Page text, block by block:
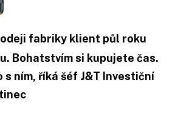
fabriky klient půl roku
Bohatstvím si kupujete čas.
s ním, říká šéf J&T Investiční